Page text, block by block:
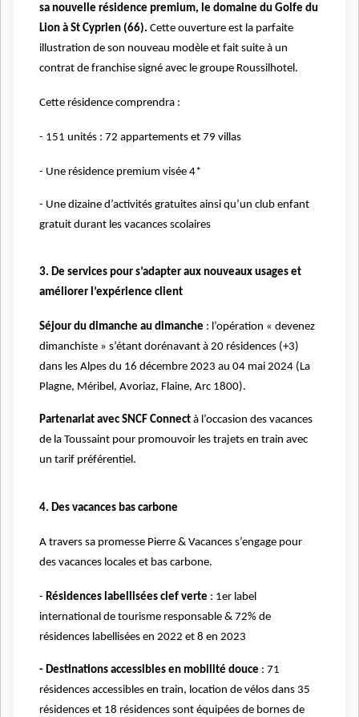
sa nouvelle résidence premium, le domaine du Golfe du
Lion à St Cyprien (66). Cette ouverture est la parfaite
illustration de son nouveau modèle et fait suite à un
contrat de franchise signé avec le groupe Roussilhotel.
Cette résidence comprendra :
- 151 unités : 72 appartements et 79 villas
- Une résidence premium visée 4*
- Une dizaine d’activités gratuites ainsi qu’un club enfant
gratuit durant les vacances scolaires
3. De services pour s’adapter aux nouveaux usages et
améliorer l’expérience client
Séjour du dimanche au dimanche : l’opération « devenez
dimanchiste » s’étant dorénavant à 20 résidences (+3)
dans les Alpes du 16 décembre 2023 au 04 mai 2024 (La
Plagne, Méribel, Avoriaz, Flaine, Arc 1800).
Partenariat avec SNCF Connect à l’occasion des vacances
de la Toussaint pour promouvoir les trajets en train avec
un tarif préférentiel.
4. Des vacances bas carbone
A travers sa promesse Pierre & Vacances s’engage pour
des vacances locales et bas carbone.
- Résidences labellisées clef verte : 1er label
international de tourisme responsable & 72% de
résidences labellisées en 2022 et 8 en 2023
- Destinations accessibles en mobilité douce : 71
résidences accessibles en train, location de vélos dans 35
résidences et 18 résidences sont équipées de bornes de